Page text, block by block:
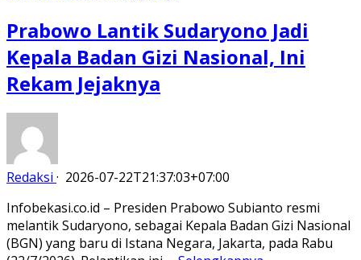
Prabowo Lantik Sudaryono Jadi
Kepala Badan Gizi Nasional, Ini
Rekam Jejaknya
Redaksi · 2026-07-22T21:37:03+07:00
Infobekasi.co.id – Presiden Prabowo Subianto resmi
melantik Sudaryono, sebagai Kepala Badan Gizi Nasional
(BGN) yang baru di Istana Negara, Jakarta, pada Rabu